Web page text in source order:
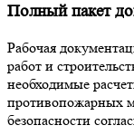
Полный пакет
Рабочая
работ и
необходимые
противопожарных
безопасности